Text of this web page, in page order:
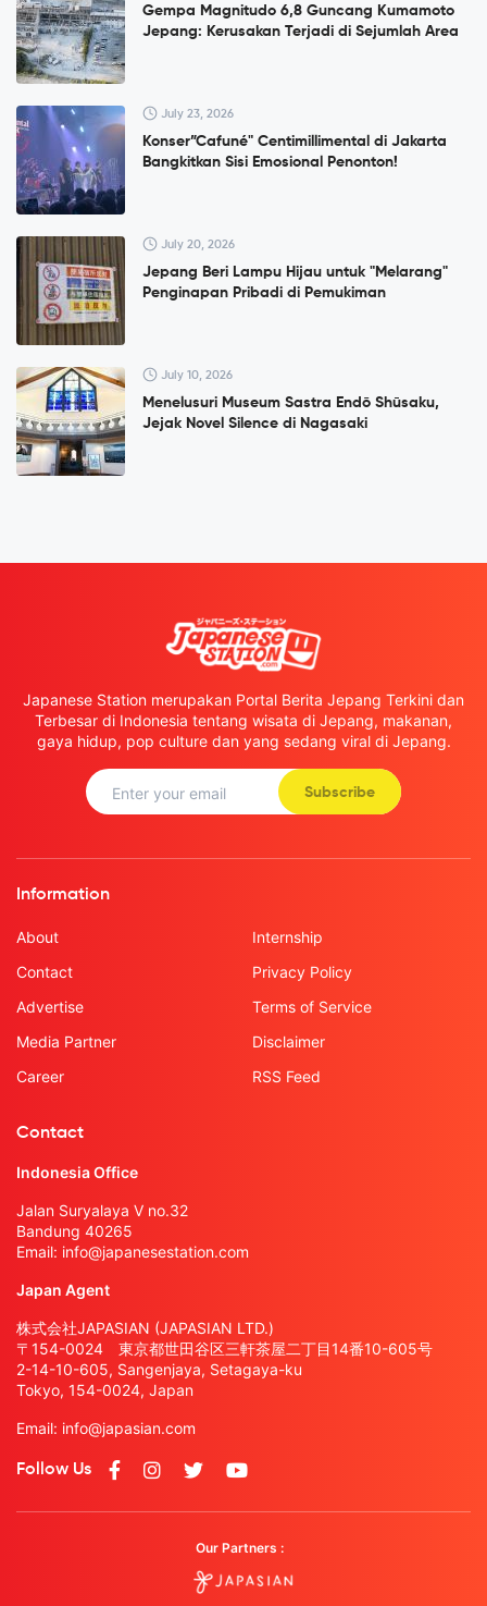
Gempa Magnitudo 6,8 Guncang Kumamoto
Jepang: Kerusakan Terjadi di Sejumlah Area
July 23, 2026
Konser”Cafuné" Centimillimental di Jakarta
Bangkitkan Sisi Emosional Penonton!
July 20, 2026
Jepang Beri Lampu Hijau untuk "Melarang"
Penginapan Pribadi di Pemukiman
July 10, 2026
Menelusuri Museum Sastra Endō Shūsaku,
Jejak Novel Silence di Nagasaki
Japanese Station merupakan Portal Berita Jepang Terkini dan
Terbesar di Indonesia tentang wisata di Jepang, makanan,
gaya hidup, pop culture dan yang sedang viral di Jepang.
Subscribe
Information
About
Contact
Advertise
Media Partner
Career
Internship
Privacy Policy
Terms of Service
Disclaimer
RSS Feed
Contact
Indonesia Office
Jalan Suryalaya V no.32
Bandung 40265
Email: info@japanesestation.com
Japan Agent
株式会社JAPASIAN (JAPASIAN LTD.)
〒154-0024 東京都世田谷区三軒茶屋二丁目14番10-605号
2-14-10-605, Sangenjaya, Setagaya-ku
Tokyo, 154-0024, Japan
Email: info@japasian.com
Follow Us
Our Partners :